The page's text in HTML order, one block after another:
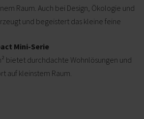
Raum. Auch bei Design, Ökologie und
und begeistert das kleine feine
Mini-Serie
bietet durchdachte Wohnlösungen und
auf kleinstem Raum.